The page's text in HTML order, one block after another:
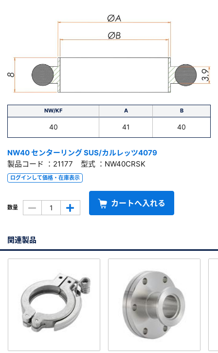
NW/KF A B
40 41 40
NW40 センターリング SUS/カルレッツ4079
製品コード ：21177 型式 ：NW40CRSK
ログインして価格・在庫表示
数量 カートへ入れる
関連製品